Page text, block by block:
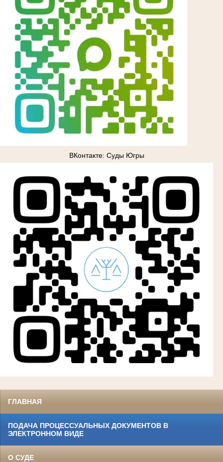
ВКонтакте: Суды Югры
ГЛАВНАЯ
ПОДАЧА ПРОЦЕССУАЛЬНЫХ ДОКУМЕНТОВ В
ЭЛЕКТРОННОМ ВИДЕ
О СУДЕ